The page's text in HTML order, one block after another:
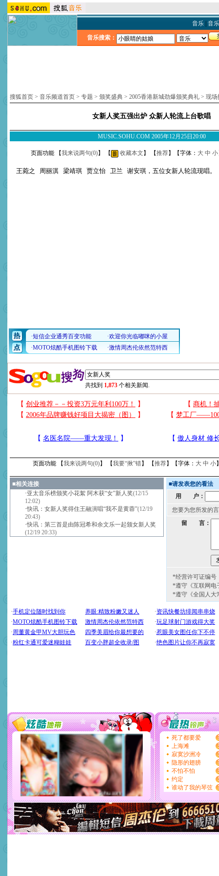
音乐| 音
音乐搜索：
搜狐首页 > 音乐频道首页 > 专题 > 颁奖盛典 > 2005香港新城劲爆颁奖典礼 > 现场
女新人奖五强出炉 众新人轮流上台歌唱
MUSIC.SOHU.COM 2005年12月25日20:00
页面功能 【我来说两句(0)】 【 收藏本文 】 【推荐】【字体： 大 中 小
王菀之 周丽淇 梁靖琪 贾立怡 卫兰 谢安琪，五位女新人轮流现唱。
共找到 1,873 个相关新闻.
页面功能 【我来说两句(0)】 【我要“揪”错】 【推荐】【字体： 大 中 小
■相关连接
·亚太音乐榜颁奖小花絮 阿木获“女”新人奖(12/15
12:02)
·快讯：女新人奖得住王融演唱“我不是黄蓉”(12/19
20:43)
·快讯：第三首是由陈冠希和余文乐一起颁女新人奖
(12/19 20:33)
■请发表您的看法
用 户：
您要为您所发的
留 言：
*经营许可证编号
*遵守《互联网电
*遵守《全国人大